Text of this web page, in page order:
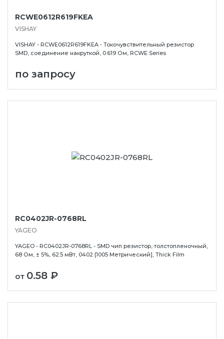
RCWE0612R619FKEA
VISHAY
VISHAY - RCWE0612R619FKEA - Токочувствительный резистор
SMD, соединение накруткой, 0.619 Ом, RCWE Series
по запросу
RC0402JR-0768RL
YAGEO
YAGEO - RC0402JR-0768RL - SMD чип резистор, толстопленочный,
68 Ом, ± 5%, 62.5 мВт, 0402 [1005 Метрический], Thick Film
от 0.58 ₽